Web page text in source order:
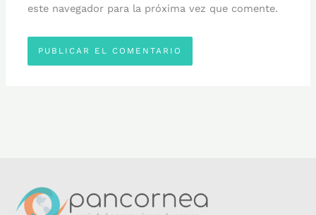
este navegador para la próxima vez que comente.